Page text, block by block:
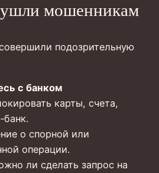
ушли мошенникам
подозрительную
с банком
карты, счета,
о спорной или
операции.
ли сделать запрос на